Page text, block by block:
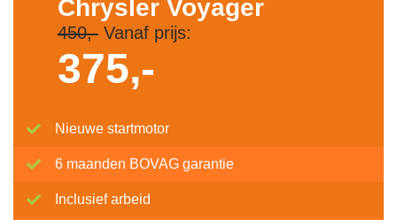
Chrysler Voyager
450,-Vanaf prijs:
375,-
Nieuwe startmotor
6 maanden BOVAG garantie
Inclusief arbeid